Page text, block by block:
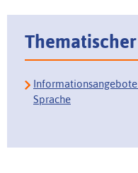
Sprache